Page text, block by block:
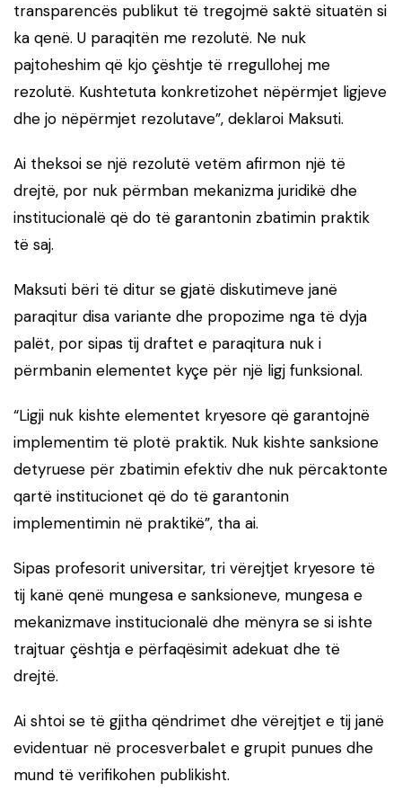
transparencës publikut të tregojmë saktë situatën si
ka qenë. U paraqitën me rezolutë. Ne nuk
pajtoheshim që kjo çështje të rregullohej me
rezolutë. Kushtetuta konkretizohet nëpërmjet ligjeve
dhe jo nëpërmjet rezolutave”, deklaroi Maksuti.
Ai theksoi se një rezolutë vetëm afirmon një të
drejtë, por nuk përmban mekanizma juridikë dhe
institucionalë që do të garantonin zbatimin praktik
të saj.
Maksuti bëri të ditur se gjatë diskutimeve janë
paraqitur disa variante dhe propozime nga të dyja
palët, por sipas tij draftet e paraqitura nuk i
përmbanin elementet kyçe për një ligj funksional.
“Ligji nuk kishte elementet kryesore që garantojnë
implementim të plotë praktik. Nuk kishte sanksione
detyruese për zbatimin efektiv dhe nuk përcaktonte
qartë institucionet që do të garantonin
implementimin në praktikë”, tha ai.
Sipas profesorit universitar, tri vërejtjet kryesore të
tij kanë qenë mungesa e sanksioneve, mungesa e
mekanizmave institucionalë dhe mënyra se si ishte
trajtuar çështja e përfaqësimit adekuat dhe të
drejtë.
Ai shtoi se të gjitha qëndrimet dhe vërejtjet e tij janë
evidentuar në procesverbalet e grupit punues dhe
mund të verifikohen publikisht.